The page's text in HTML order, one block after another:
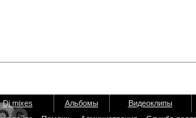
Dj mixes Альбомы
Видеоклипы